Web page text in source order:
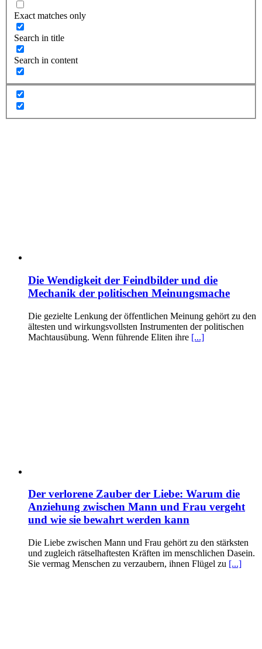
Exact matches only
Search in title
Search in content
Die Wendigkeit der Feindbilder und die
Mechanik der politischen Meinungsmache
Die gezielte Lenkung der öffentlichen Meinung gehört zu den
ältesten und wirkungsvollsten Instrumenten der politischen
Machtausübung. Wenn führende Eliten ihre [...]
Der verlorene Zauber der Liebe: Warum die
Anziehung zwischen Mann und Frau vergeht
und wie sie bewahrt werden kann
Die Liebe zwischen Mann und Frau gehört zu den stärksten
und zugleich rätselhaftesten Kräften im menschlichen Dasein.
Sie vermag Menschen zu verzaubern, ihnen Flügel zu [...]